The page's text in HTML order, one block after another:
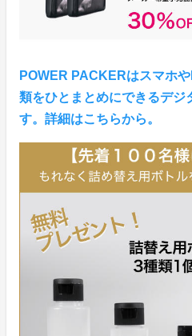
POWER PACKERはスマホ
類をひとまとめにできるデジ
す。詳細はこちらから。